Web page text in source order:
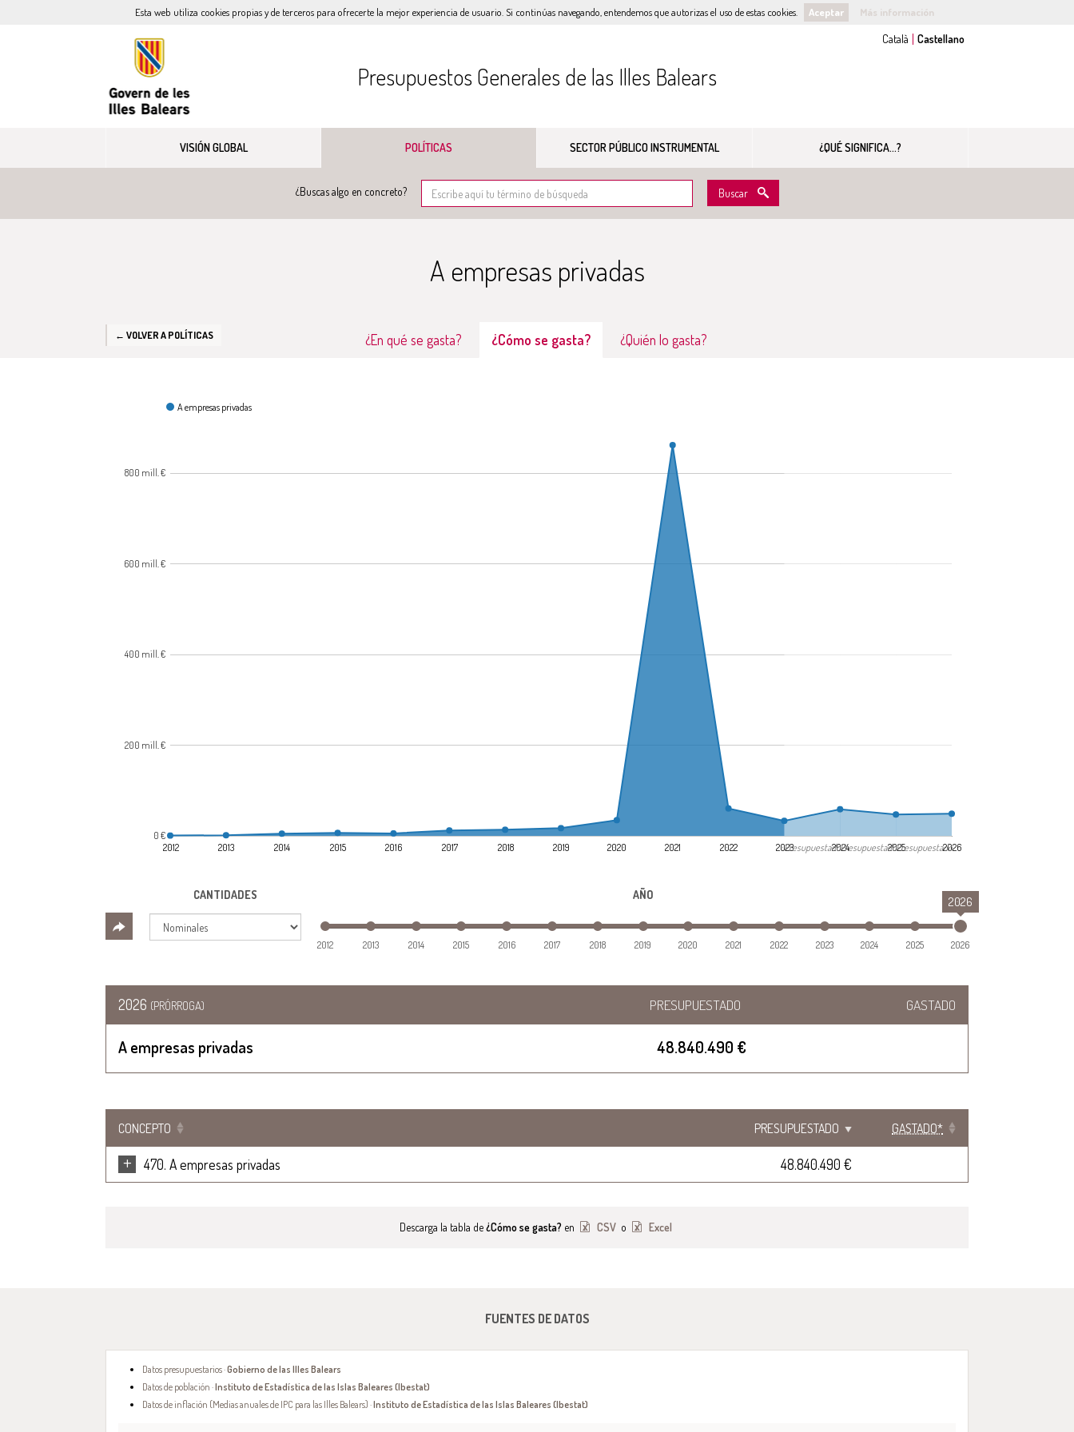
Esta web utiliza cookies propias y de terceros para ofrecerte la mejor experiencia de usuario. Si continúas navegando, entendemos que autorizas el uso de estas cookies. Aceptar Más información
Presupuestos Generales de las Illes Balears
VISIÓN GLOBAL POLÍTICAS SECTOR PÚBLICO INSTRUMENTAL ¿QUÉ SIGNIFICA...?
¿Buscas algo en concreto? Buscar
← VOLVER A POLÍTICAS
A empresas privadas
¿En qué se gasta? ¿Cómo se gasta? ¿Quién lo gasta?
A empresas privadas
2012 2013 2014 2015 2016 2017 2018 2019 2020 2021 2022 2023 2024 2025 2026
0 €
200 mill. €
400 mill. €
600 mill. €
800 mill. €
PresupuestadoPresupuestadoPresupuestado
CANTIDADES AÑO 2026
2012 2013 2014 2015 2016 2017 2018 2019 2020 2021 2022 2023 2024 2025 2026
2026 (PRÓRROGA) PRESUPUESTADO GASTADO
A empresas privadas 48.840.490 €
CONCEPTO PRESUPUESTADO GASTADO*
+ 470. A empresas privadas 48.840.490 €
Descarga la tabla de¿Cómo se gasta? en CSV o Excel
FUENTES DE DATOS
Datos presupuestarios ·Gobierno de las Illes Balears
Datos de población ·Instituto de Estadística de las Islas Baleares (Ibestat)
Datos de inflación (Medias anuales de IPC para las Illes Balears) ·Instituto de Estadística de las Islas Baleares (Ibestat)